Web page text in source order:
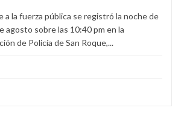
a la fuerza pública se registró la noche de
agosto sobre las 10:40 pm en la
de Policía de San Roque,...